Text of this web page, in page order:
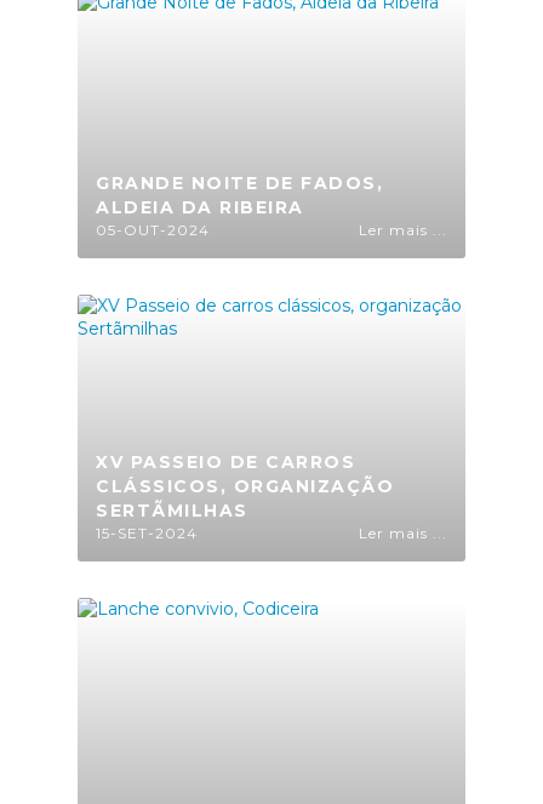
GRANDE NOITE DE FADOS,
ALDEIA DA RIBEIRA
05-OUT-2024 Ler mais ...
XV PASSEIO DE CARROS
CLÁSSICOS, ORGANIZAÇÃO
SERTÃMILHAS
15-SET-2024 Ler mais ...